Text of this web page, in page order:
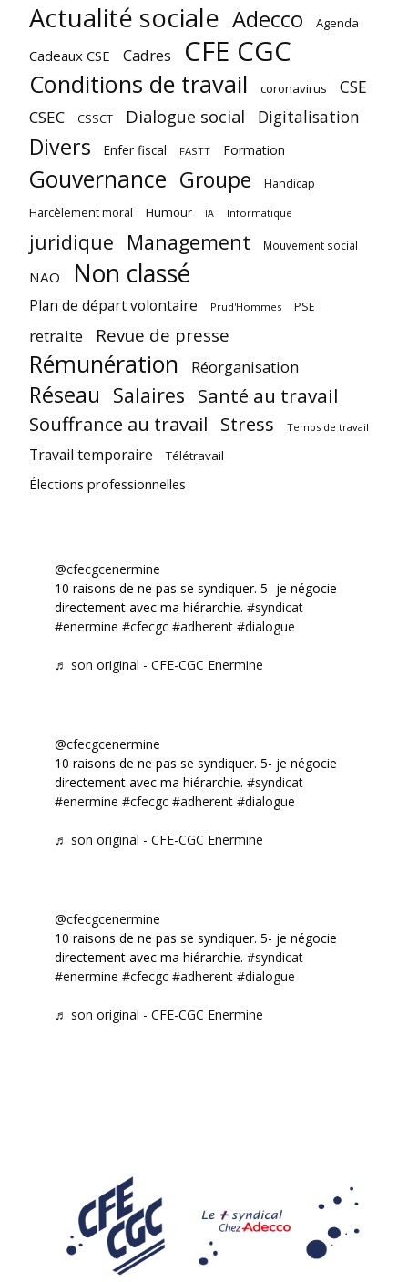
Actualité sociale Adecco Agenda
Cadeaux CSE Cadres CFE CGC
Conditions de travail coronavirus CSE
CSEC CSSCT Dialogue social Digitalisation
Divers Enfer fiscal FASTT Formation
Gouvernance Groupe Handicap
Harcèlement moral Humour IA Informatique
juridique Management Mouvement social
NAO Non classé
Plan de départ volontaire Prud'Hommes PSE
retraite Revue de presse
Rémunération Réorganisation
Réseau Salaires Santé au travail
Souffrance au travail Stress Temps de travail
Travail temporaire Télétravail
Élections professionnelles
@cfecgcenermine
10 raisons de ne pas se syndiquer. 5- je négocie
directement avec ma hiérarchie. #syndicat
#enermine #cfecgc #adherent #dialogue
♬ son original - CFE-CGC Enermine
@cfecgcenermine
10 raisons de ne pas se syndiquer. 5- je négocie
directement avec ma hiérarchie. #syndicat
#enermine #cfecgc #adherent #dialogue
♬ son original - CFE-CGC Enermine
@cfecgcenermine
10 raisons de ne pas se syndiquer. 5- je négocie
directement avec ma hiérarchie. #syndicat
#enermine #cfecgc #adherent #dialogue
♬ son original - CFE-CGC Enermine